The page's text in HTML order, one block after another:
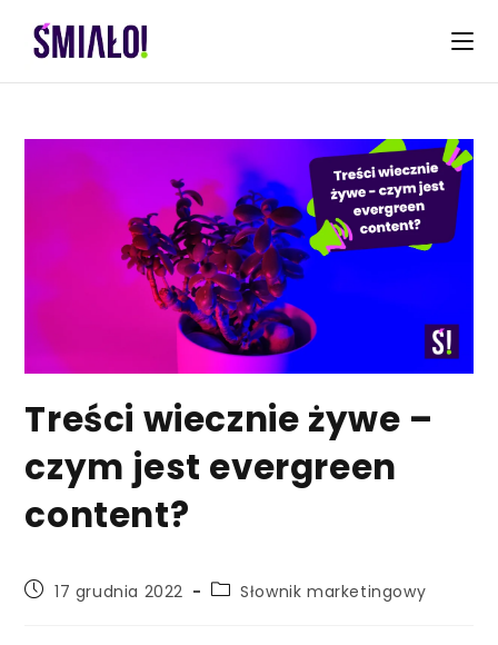
content
Treści wiecznie żywe –
czym jest evergreen
content?
Post
published:
17 grudnia 2022
PostSłownik marketingowy